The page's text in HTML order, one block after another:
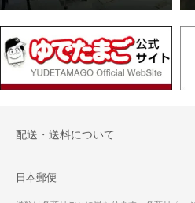
配送・送料について
日本郵便